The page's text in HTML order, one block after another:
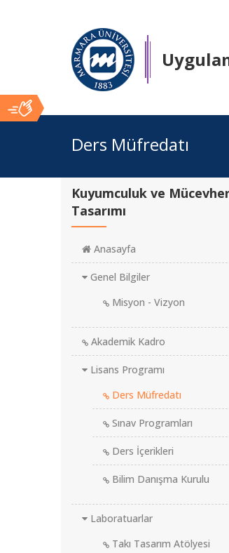
İçerik
Ders Müfredatı
Kuyumculuk ve
Tasarımı
Anasayfa
Genel Bilgiler
Misyon - Vizyon
Akademik Kadro
Lisans Programı
Ders Müfredatı
Sınav Programları
Ders İçerikleri
Bilim Danışma Kurulu
Laboratuarlar
Takı Tasarım Atölyesi